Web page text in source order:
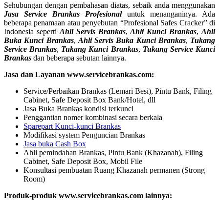
Sehubungan dengan pembahasan diatas, sebaik anda menggunakan
Jasa Service Brankas Profesionaluntuk menanganinya. Ada
beberapa penamaan atau penyebutan “Profesional Safes Cracker” di
Indonesia seperti Ahli Servis Brankas,Ahli Kunci Brankas, Ahli
Buka Kunci Brankas, Ahli Servis Buka Kunci Brankas, Tukang
Service Brankas, Tukang Kunci Brankas, Tukang Service Kunci
Brankas dan beberapa sebutan lainnya.
Jasa dan Layanan www.servicebrankas.com:
Service/Perbaikan Brankas (Lemari Besi), Pintu Bank, Filing
Cabinet, Safe Deposit Box Bank/Hotel, dll
Jasa Buka Brankas kondisi terkunci
Penggantian nomer kombinasi secara berkala
Sparepart Kunci-kunci Brankas
Modifikasi system Penguncian Brankas
Jasa buka Cash Box
Ahli pemindahan Brankas, Pintu Bank (Khazanah), Filing
Cabinet, Safe Deposit Box, Mobil File
Konsultasi pembuatan Ruang Khazanah permanen (Strong
Room)
Produk-produk www.servicebrankas.com lainnya: